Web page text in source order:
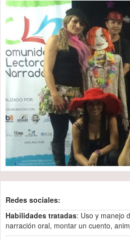
Redes sociales:
Habilidades tratadas: Uso y manejo
narración oral, montar un cuento,